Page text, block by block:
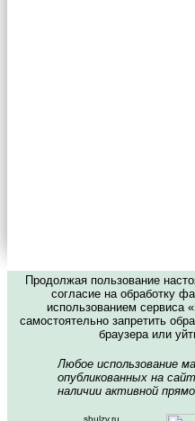
Продолжая пользование
согласие на обработку
использованием сервиса
самостоятельно запретить
браузера или
Любое использование
опубликованных на
наличии активной
shulzv.ru